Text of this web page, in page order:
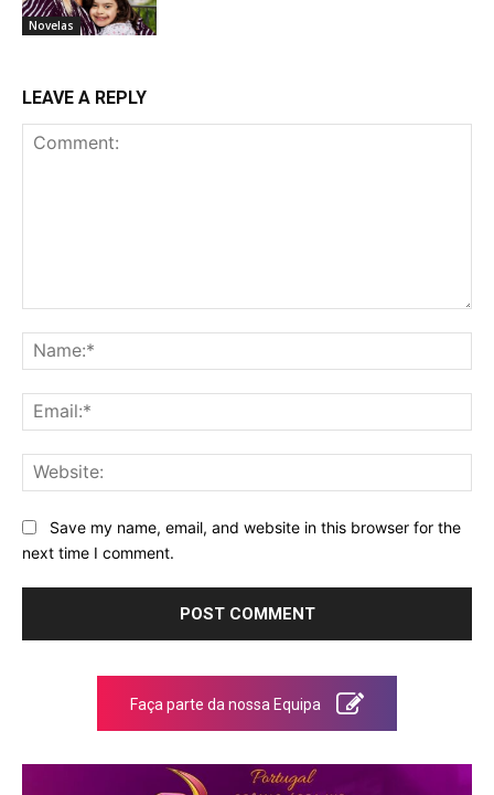
Novelas
LEAVE A REPLY
Save my name, email, and website in this browser for the
next time I comment.
Faça parte da nossa Equipa